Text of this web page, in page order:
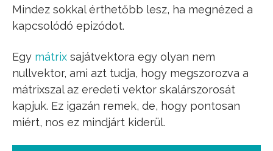
Mindez sokkal érthetőbb lesz, ha megnézed a
kapcsolódó epizódot.
Egy mátrix sajátvektora egy olyan nem
nullvektor, ami azt tudja, hogy megszorozva a
mátrixszal az eredeti vektor skalárszorosát
kapjuk. Ez igazán remek, de, hogy pontosan
miért, nos ez mindjárt kiderül.